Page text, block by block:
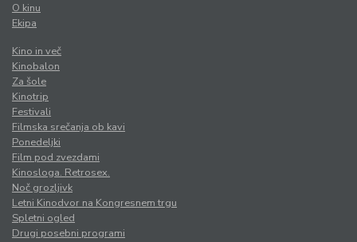
O kinu
Ekipa
Kino in več
Kinobalon
Za šole
Kinotrip
Festivali
Filmska srečanja ob kavi
Ponedeljki
Film pod zvezdami
Kinosloga. Retrosex.
Noč grozljivk
Letni Kinodvor na Kongresnem trgu
Spletni ogled
Drugi posebni programi